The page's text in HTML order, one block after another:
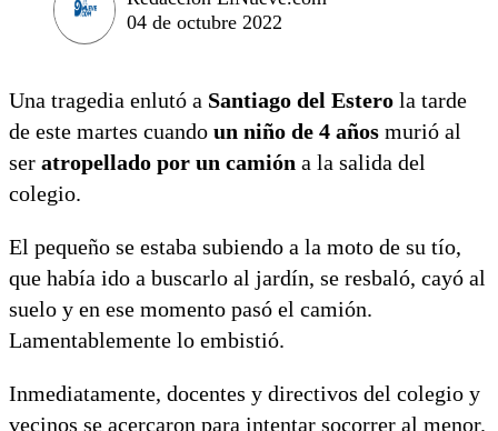
04 de octubre 2022
Una tragedia enlutó a Santiago del Estero la tarde
de este martes cuando un niño de 4 años murió al
ser atropellado por un camión a la salida del
colegio.
El pequeño se estaba subiendo a la moto de su tío,
que había ido a buscarlo al jardín, se resbaló, cayó al
suelo y en ese momento pasó el camión.
Lamentablemente lo embistió.
Inmediatamente, docentes y directivos del colegio y
vecinos se acercaron para intentar socorrer al menor.